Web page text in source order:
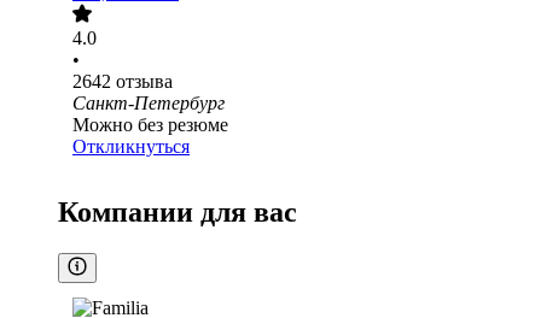
4.0
•
2642 отзыва
Санкт-Петербург
Можно без резюме
Откликнуться
Компании для вас